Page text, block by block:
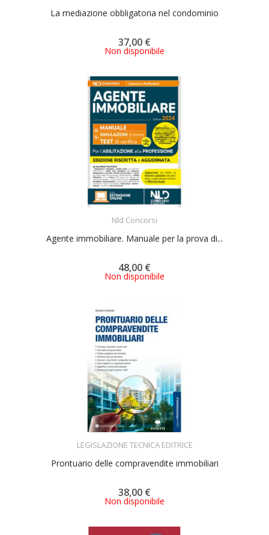
La mediazione obbligatoria nel condominio
37,00 €
Non disponibile
Nld Concorsi
Agente immobiliare. Manuale per la prova di...
48,00 €
Non disponibile
LEGISLAZIONE TECNICA EDITRICE
Prontuario delle compravendite immobiliari
38,00 €
Non disponibile